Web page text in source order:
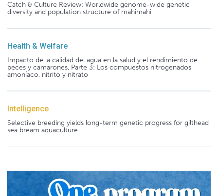
Catch & Culture Review: Worldwide genome-wide genetic
diversity and population structure of mahimahi
Health & Welfare
Impacto de la calidad del agua en la salud y el rendimiento de
peces y camarones, Parte 3: Los compuestos nitrogenados
amoníaco, nitrito y nitrato
Intelligence
Selective breeding yields long-term genetic progress for gilthead
sea bream aquaculture